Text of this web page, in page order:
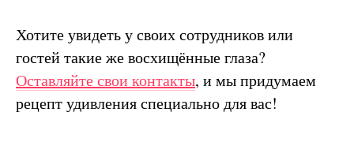
Хотите увидеть у своих сотрудников или
гостей такие же восхищённые глаза?
Оставляйте свои контакты, и мы придумаем
рецепт удивления специально для вас!